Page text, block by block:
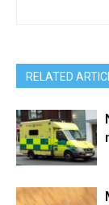
RELATED